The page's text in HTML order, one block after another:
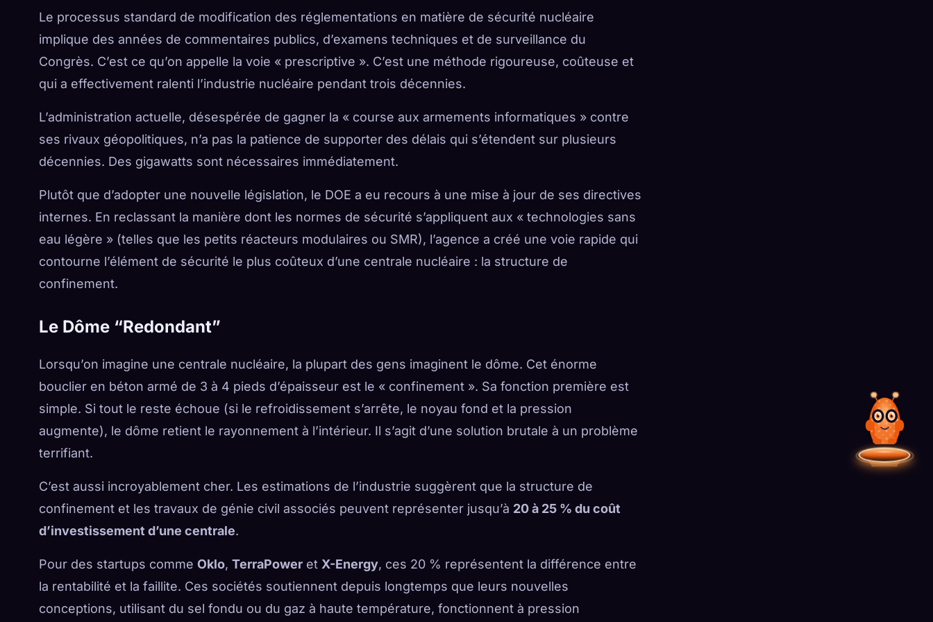
Le processus standard de modification des réglementations en matière de sécurité nucléaire
implique des années de commentaires publics, d’examens techniques et de surveillance du
Congrès. C’est ce qu’on appelle la voie « prescriptive ». C’est une méthode rigoureuse, coûteuse et
qui a effectivement ralenti l’industrie nucléaire pendant trois décennies.
L’administration actuelle, désespérée de gagner la « course aux armements informatiques » contre
ses rivaux géopolitiques, n’a pas la patience de supporter des délais qui s’étendent sur plusieurs
décennies. Des gigawatts sont nécessaires immédiatement.
Plutôt que d’adopter une nouvelle législation, le DOE a eu recours à une mise à jour de ses directives
internes. En reclassant la manière dont les normes de sécurité s’appliquent aux « technologies sans
eau légère » (telles que les petits réacteurs modulaires ou SMR), l’agence a créé une voie rapide qui
contourne l’élément de sécurité le plus coûteux d’une centrale nucléaire : la structure de
confinement.
Le Dôme “Redondant”
Lorsqu’on imagine une centrale nucléaire, la plupart des gens imaginent le dôme. Cet énorme
bouclier en béton armé de 3 à 4 pieds d’épaisseur est le « confinement ». Sa fonction première est
simple. Si tout le reste échoue (si le refroidissement s’arrête, le noyau fond et la pression
augmente), le dôme retient le rayonnement à l’intérieur. Il s’agit d’une solution brutale à un problème
terrifiant.
C’est aussi incroyablement cher. Les estimations de l’industrie suggèrent que la structure de
confinement et les travaux de génie civil associés peuvent représenter jusqu’à 20 à 25 % du coût
d’investissement d’une centrale.
Pour des startups comme Oklo, TerraPower et X-Energy, ces 20 % représentent la différence entre
la rentabilité et la faillite. Ces sociétés soutiennent depuis longtemps que leurs nouvelles
conceptions, utilisant du sel fondu ou du gaz à haute température, fonctionnent à pression